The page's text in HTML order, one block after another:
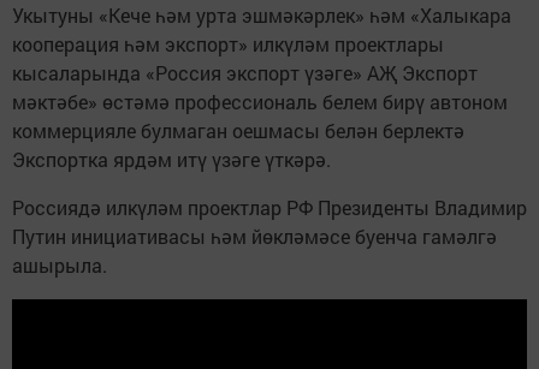
Укытуны «Кече һәм урта эшмәкәрлек» һәм «Халыкара
кооперация һәм экспорт» илкүләм проектлары
кысаларында «Россия экспорт үзәге» АҖ Экспорт
мәктәбе» өстәмә профессиональ белем бирү автоном
коммерцияле булмаган оешмасы белән берлектә
Экспортка ярдәм итү үзәге үткәрә.
Россиядә илкүләм проектлар РФ Президенты Владимир
Путин инициативасы һәм йөкләмәсе буенча гамәлгә
ашырыла.